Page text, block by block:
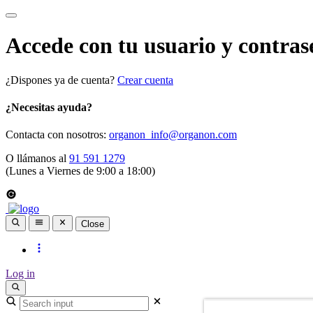
Accede con tu usuario y
¿Dispones ya de cuenta? Crear cuenta
¿Necesitas ayuda?
Contacta con nosotros: organon_info@organon.com
O llámanos al 91 591 1279
(Lunes a Viernes de 9:00 a 18:00)
Close
Log in